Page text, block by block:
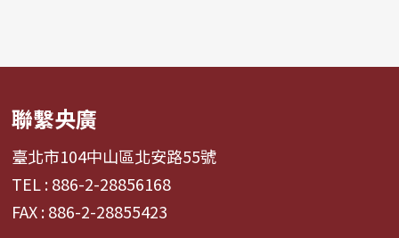
聯繫央廣
臺北市104中山區北安路55號
TEL : 886-2-28856168
FAX : 886-2-28855423